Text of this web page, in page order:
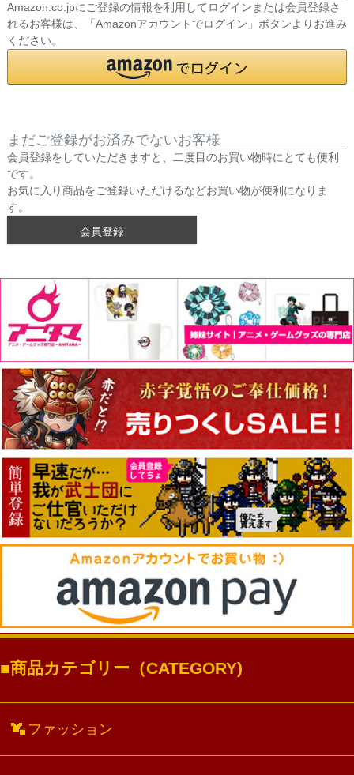
Amazon.co.jpにご登録の情報を利用してログインまたは会員登録さ
れるお客様は、「Amazonアカウントでログイン」ボタンよりお進み
ください。
まだご登録がお済みでないお客様
会員登録をしていただきますと、二度目のお買い物時にとても便利
です。
お気に入り商品をご登録いただけるなどお買い物が便利になりま
す。
会員登録
商品カテゴリー（CATEGORY)
ファッション